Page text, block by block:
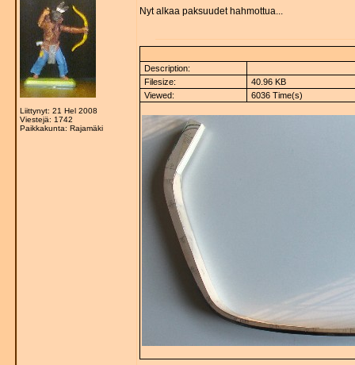
Liittynyt: 21 Hel 2008
Viestejä: 1742
Paikkakunta: Rajamäki
Nyt alkaa paksuudet hahmottua...
Description:
Filesize:
40.96 KB
Viewed:
6036 Time(s)